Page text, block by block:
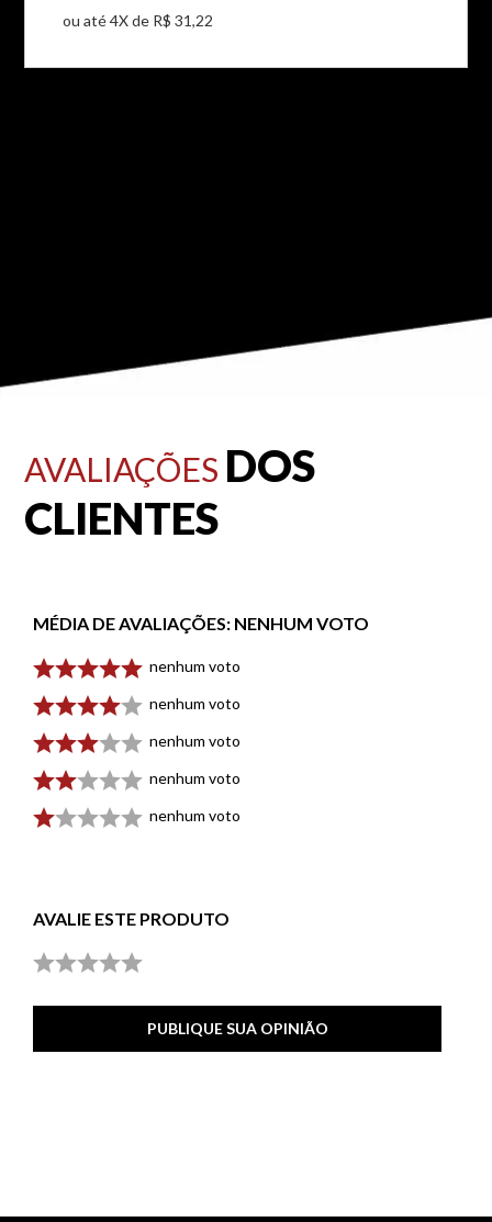
ou até 4X de R$ 31,22
AVALIAÇÕES DOS
CLIENTES
MÉDIA DE AVALIAÇÕES: NENHUM VOTO
nenhum voto
nenhum voto
nenhum voto
nenhum voto
nenhum voto
AVALIE ESTE PRODUTO
PUBLIQUE SUA OPINIÃO